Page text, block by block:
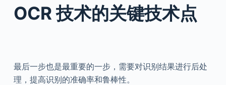
OCR 技术的关键技术点
最后一步也是最重要的一步，需要对识别结果进行后处
理，提高识别的准确率和鲁棒性。